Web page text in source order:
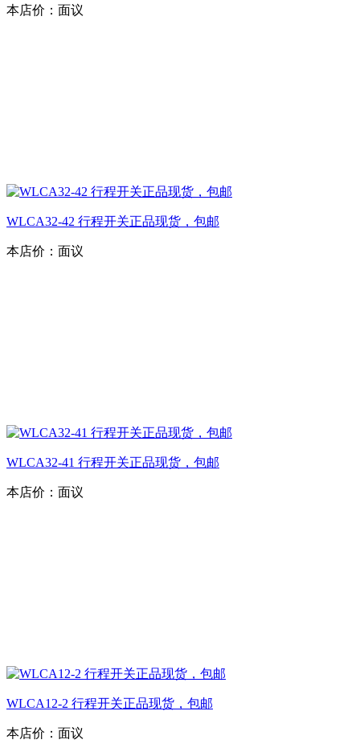
本店价： 面议
WLCA32-42 行程开关正品现货，包邮
本店价： 面议
WLCA32-41 行程开关正品现货，包邮
本店价： 面议
WLCA12-2 行程开关正品现货，包邮
本店价： 面议